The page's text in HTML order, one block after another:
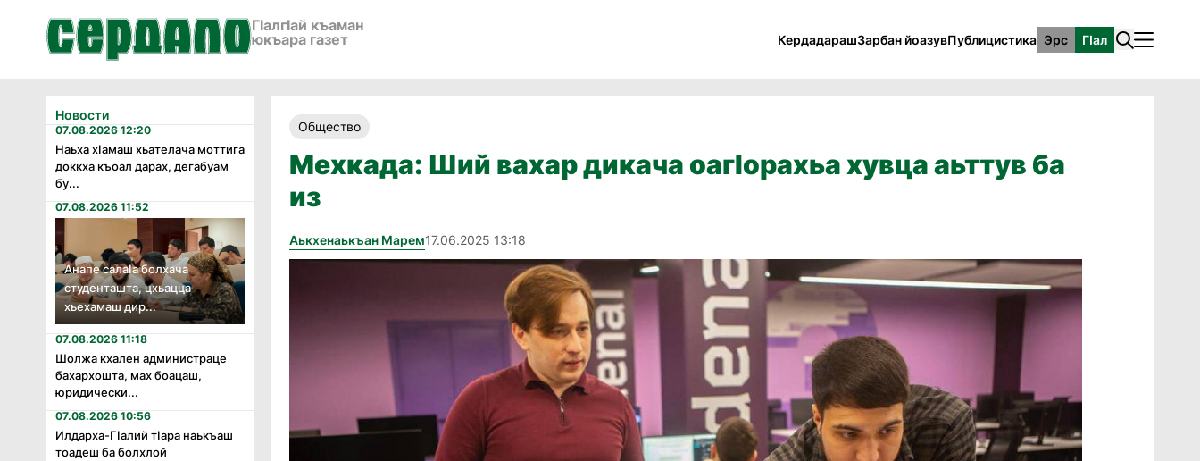
ГӀалгӀай къаман
юкъара газет
КердадарашЗарбан йоазувПублицистика Эрс ГӀал
Новости
07.08.2026 12:20
Наьха хӏамаш хьателача моттига
доккха къоал дарах, дегабуам
бу...
07.08.2026 11:52
Анапе салаӏа болхача
студенташта, цхьацца
хьехамаш дир...
07.08.2026 11:18
Шолжа кхален администраце
бахархошта, мах боацаш,
юридически...
07.08.2026 10:56
Илдарха-Гӏалий тӏара наькъаш
тоадеш ба болхлой
Общество
Мехкада: Ший вахар дикача оагӀорахьа хувца аьттув ба
из
Аькхенаькъан Марем17.06.2025 13:18